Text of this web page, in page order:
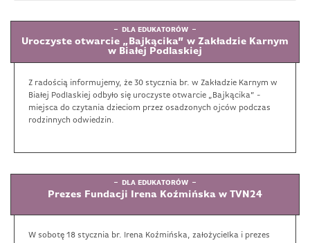
DLA EDUKATORÓW
Uroczyste otwarcie „Bajkącika” w Zakładzie Karnym
w Białej Podlaskiej
Z radością informujemy, że 30 stycznia br. w Zakładzie Karnym w
Białej Podlaskiej odbyło się uroczyste otwarcie „Bajkącika” -
miejsca do czytania dzieciom przez osadzonych ojców podczas
rodzinnych odwiedzin.
DLA EDUKATORÓW
Prezes Fundacji Irena Koźmińska w TVN24
W sobotę 18 stycznia br. Irena Koźmińska, założycielka i prezes